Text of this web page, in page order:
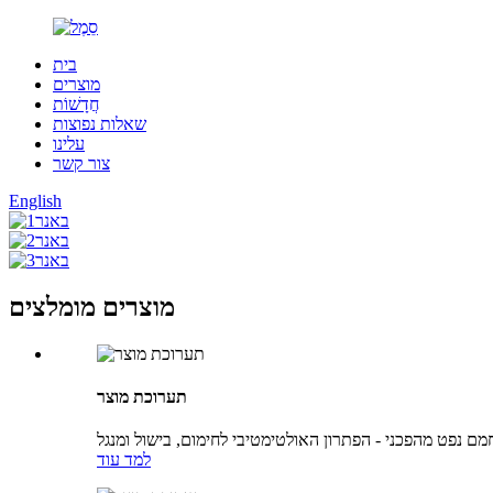
בית
מוצרים
חֲדָשׁוֹת
שאלות נפוצות
עלינו
צור קשר
English
מוצרים מומלצים
תערוכת מוצר
נפט מהפכני - הפתרון האולטימטיבי לחימום, בישול ומנגל
למד עוד